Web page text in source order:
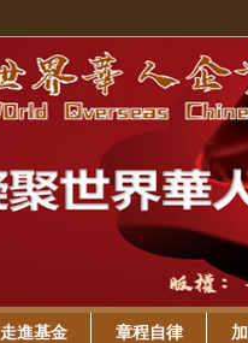
走進基金 章程自律